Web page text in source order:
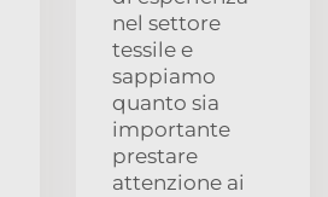
nel settore
tessile e
sappiamo
quanto sia
importante
prestare
attenzione ai